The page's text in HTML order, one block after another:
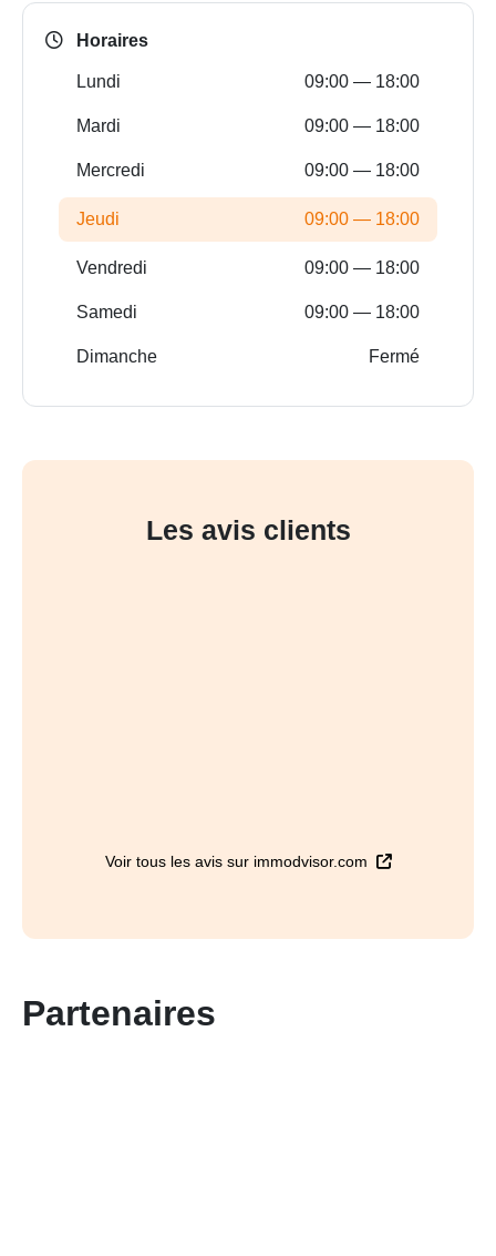
Horaires
Lundi 09:00 — 18:00
Mardi 09:00 — 18:00
Mercredi 09:00 — 18:00
Jeudi 09:00 — 18:00
Vendredi 09:00 — 18:00
Samedi 09:00 — 18:00
Dimanche Fermé
Les avis clients
Voir tous les avis sur immodvisor.com
Partenaires